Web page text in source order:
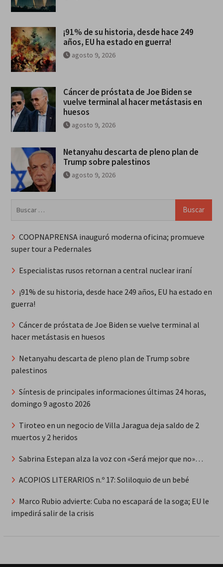
¡91% de su historia, desde hace 249
años, EU ha estado en guerra!
agosto 9, 2026
Cáncer de próstata de Joe Biden se
vuelve terminal al hacer metástasis en
huesos
agosto 9, 2026
Netanyahu descarta de pleno plan de
Trump sobre palestinos
agosto 9, 2026
COOPNAPRENSA inauguró moderna oficina; promueve
super tour a Pedernales
Especialistas rusos retornan a central nuclear iraní
¡91% de su historia, desde hace 249 años, EU ha estado en
guerra!
Cáncer de próstata de Joe Biden se vuelve terminal al
hacer metástasis en huesos
Netanyahu descarta de pleno plan de Trump sobre
palestinos
Síntesis de principales informaciones últimas 24 horas,
domingo 9 agosto 2026
Tiroteo en un negocio de Villa Jaragua deja saldo de 2
muertos y 2 heridos
Sabrina Estepan alza la voz con «Será mejor que no»…
ACOPIOS LITERARIOS n.º 17: Soliloquio de un bebé
Marco Rubio advierte: Cuba no escapará de la soga; EU le
impedirá salir de la crisis